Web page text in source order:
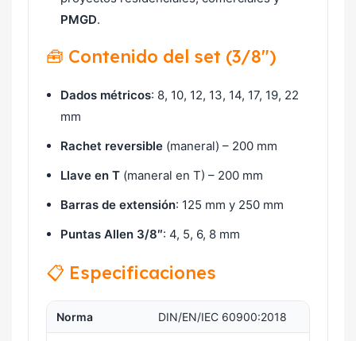
PMGD.
🧰 Contenido del set (3/8″)
Dados métricos: 8, 10, 12, 13, 14, 17, 19, 22
mm
Rachet reversible (maneral) – 200 mm
Llave en T (maneral en T) – 200 mm
Barras de extensión: 125 mm y 250 mm
Puntas Allen 3/8″: 4, 5, 6, 8 mm
📋 Especificaciones
Norma DIN/EN/IEC 60900:2018